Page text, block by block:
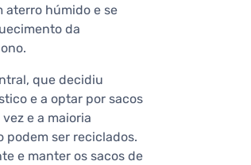
aterro húmido e se
da
que decidiu
e a optar por sacos
e a maioria
podem ser reciclados.
e manter os sacos de